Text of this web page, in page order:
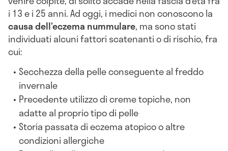
i 13 e i 25 anni. Ad oggi, i medici non conoscono la
causa dell’eczema nummulare, ma sono stati
individuati alcuni fattori scatenanti o di rischio, fra
cui:
Secchezza della pelle conseguente al freddo
invernale
Precedente utilizzo di creme topiche, non
adatte al proprio tipo di pelle
Storia passata di eczema atopico o altre
condizioni allergiche